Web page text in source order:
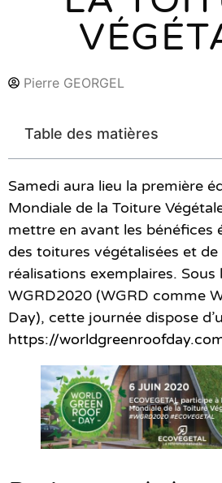
Pierre GEORGEL
Table des matières
Samedi aura lieu la première
Mondiale de la Toiture
mettre en avant les bénéfices
des toitures végétalisées et
réalisations exemplaires. Sous
WGRD2020 (WGRD comme
Day), cette journée dispose
https://